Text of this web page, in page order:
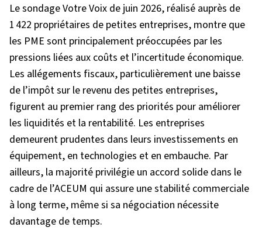
Le sondage Votre Voix de juin 2026, réalisé auprès de
1 422 propriétaires de petites entreprises, montre que
les PME sont principalement préoccupées par les
pressions liées aux coûts et l’incertitude économique.
Les allégements fiscaux, particulièrement une baisse
de l’impôt sur le revenu des petites entreprises,
figurent au premier rang des priorités pour améliorer
les liquidités et la rentabilité. Les entreprises
demeurent prudentes dans leurs investissements en
équipement, en technologies et en embauche. Par
ailleurs, la majorité privilégie un accord solide dans le
cadre de l’ACEUM qui assure une stabilité commerciale
à long terme, même si sa négociation nécessite
davantage de temps.